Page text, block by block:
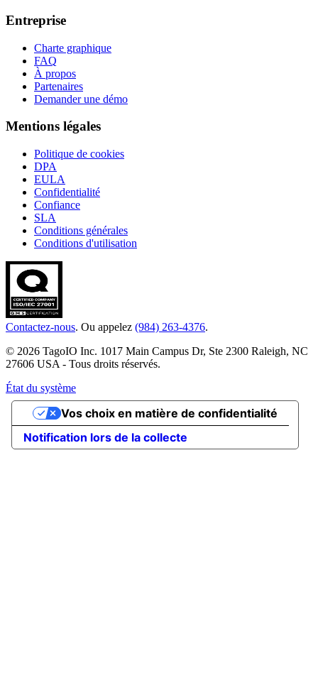
Entreprise
Charte graphique
FAQ
À propos
Partenaires
Demander une démo
Mentions légales
Politique de cookies
DPA
EULA
Confidentialité
Confiance
SLA
Conditions générales
Conditions d'utilisation
Contactez-nous. Ou appelez (984) 263-4376.
© 2026 TagoIO Inc. 1017 Main Campus Dr, Ste 2300 Raleigh, NC
27606 USA - Tous droits réservés.
État du système
Notification lors de la collecte
Vos choix en matière de confidentialité